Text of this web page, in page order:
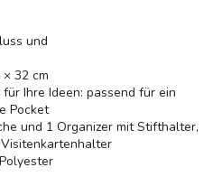
und
32 cm
Ihre Ideen: passend für ein
Pocket
und 1 Organizer mit Stifthalter,